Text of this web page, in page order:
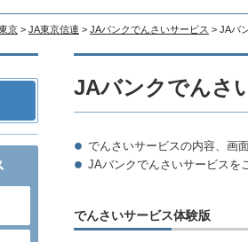
京 > JA東京信連 > JAバンクでんさいサービス > JAバ
JAバンクでんさ
でんさいサービスの内容、画
JAバンクでんさいサービスを
でんさいサービス体験版